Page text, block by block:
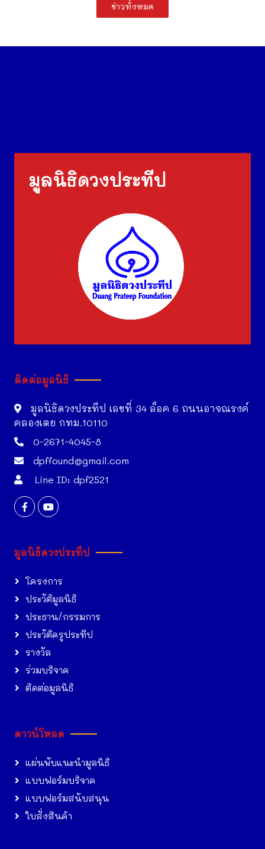
ข่าวทั้งหมด
มูลนิธิดวงประทีป
ติดต่อมูลนิธิ
มูลนิธิดวงประทีป เลขที่ 34 ล็อค 6 ถนนอาจณรงค์
คลองเตย กทม.10110
0-2671-4045-8
dpffound@gmail.com
Line ID: dpf2521
มูลนิธิดวงประทีป
โครงการ
ประวัติมูลนิธิ
ประธาน/กรรมการ
ประวัติครูประทีป
รางวัล
ร่วมบริจาค
ติดต่อมูลนิธิ
ดาวน์โหลด
แผ่นพับแนะนำมูลนิธิ
แบบฟอร์มบริจาค
แบบฟอร์มสนับสนุน
ใบสั่งสินค้า